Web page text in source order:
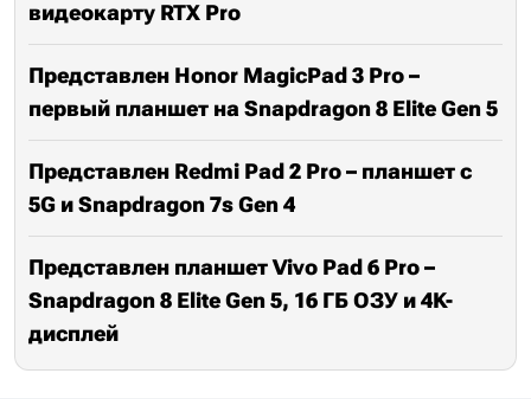
видеокарту RTX Pro
Представлен Honor MagicPad 3 Pro –
первый планшет на Snapdragon 8 Elite Gen 5
Представлен Redmi Pad 2 Pro – планшет с
5G и Snapdragon 7s Gen 4
Представлен планшет Vivo Pad 6 Pro –
Snapdragon 8 Elite Gen 5, 16 ГБ ОЗУ и 4K-
дисплей